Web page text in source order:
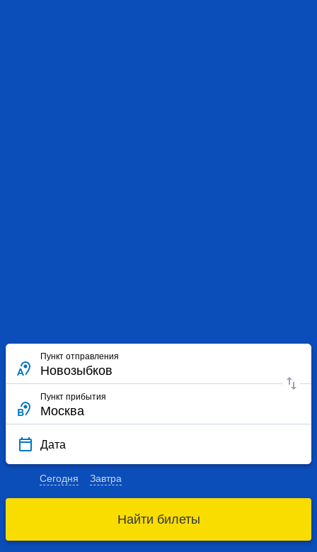
Пункт отправления
Пункт прибытия
Дата
Сегодня Завтра
Найти билеты